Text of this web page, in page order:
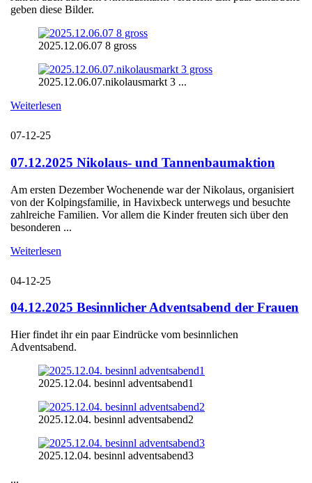
geben diese Bilder.
2025.12.06.07 8 gross
2025.12.06.07.nikolausmarkt 3 ...
Weiterlesen
07-12-25
07.12.2025 Nikolaus- und Tannenbaumaktion
Am ersten Dezember Wochenende war der Nikolaus, organisiert
von der Kolpingsfamilie, in Havixbeck unterwegs und besuchte
zahlreiche Familien. Vor allem die Kinder freuten sich über den
besonderen ...
Weiterlesen
04-12-25
04.12.2025 Besinnlicher Adventsabend der Frauen
Hier findet ihr ein paar Eindrücke vom besinnlichen
Adventsabend.
2025.12.04. besinnl adventsabend1
2025.12.04. besinnl adventsabend2
2025.12.04. besinnl adventsabend3
...